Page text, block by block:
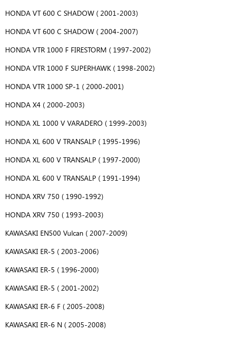
HONDA VT 600 C SHADOW ( 2001-2003)
HONDA VT 600 C SHADOW ( 2004-2007)
HONDA VTR 1000 F FIRESTORM ( 1997-2002)
HONDA VTR 1000 F SUPERHAWK ( 1998-2002)
HONDA VTR 1000 SP-1 ( 2000-2001)
HONDA X4 ( 2000-2003)
HONDA XL 1000 V VARADERO ( 1999-2003)
HONDA XL 600 V TRANSALP ( 1995-1996)
HONDA XL 600 V TRANSALP ( 1997-2000)
HONDA XL 600 V TRANSALP ( 1991-1994)
HONDA XRV 750 ( 1990-1992)
HONDA XRV 750 ( 1993-2003)
KAWASAKI EN500 Vulcan ( 2007-2009)
KAWASAKI ER-5 ( 2003-2006)
KAWASAKI ER-5 ( 1996-2000)
KAWASAKI ER-5 ( 2001-2002)
KAWASAKI ER-6 F ( 2005-2008)
KAWASAKI ER-6 N ( 2005-2008)